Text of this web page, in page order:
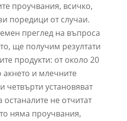
проучвания, всичко,
поредици от случаи.
преглед на въпроса
ще получим резултати
продукти: от около 20
акнето и млечните
четвърти установяват
не отчитат
няма проучвания,